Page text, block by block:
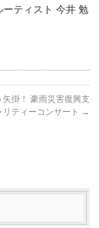
ティスト 今井 勉
掛！ 豪雨災害復興支
リティーコンサート →